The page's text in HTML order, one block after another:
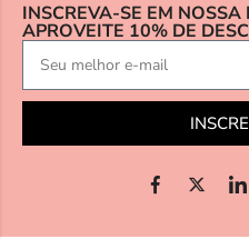
INSCREVA-SE EM NOSSA
APROVEITE 10% DE